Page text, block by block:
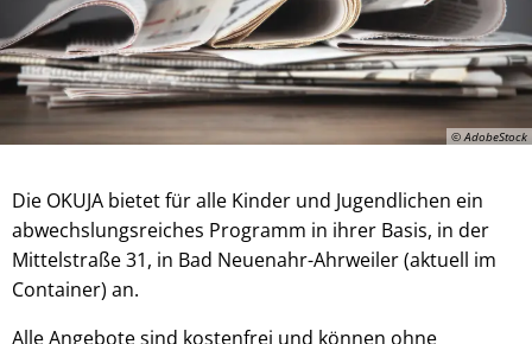
© AdobeStock
Die OKUJA bietet für alle Kinder und Jugendlichen ein
abwechslungsreiches Programm in ihrer Basis, in der
Mittelstraße 31, in Bad Neuenahr-Ahrweiler (aktuell im
Container) an.
Alle Angebote sind kostenfrei und können ohne